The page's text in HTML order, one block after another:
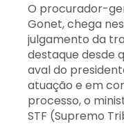
O procurador-
Gonet, chega
julgamento da
destaque desde
aval do
atuação e em
processo, o
STF (Supremo